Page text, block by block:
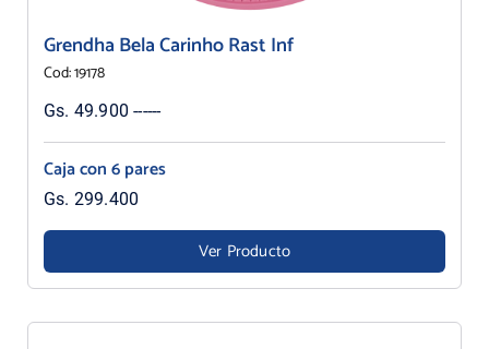
Grendha Bela Carinho Rast Inf
Cod: 19178
Gs. 49.900 ------
Caja con 6 pares
Gs. 299.400
Ver Producto